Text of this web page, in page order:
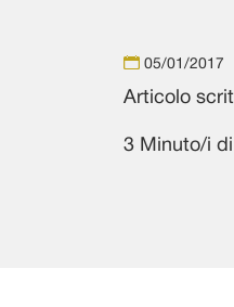
05/01/2017
Articolo
3 Minuto/i